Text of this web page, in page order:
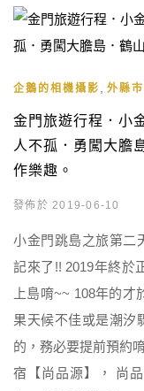
企鵝的相機攝影 外縣
金門旅遊行程．小
人不孤．勇闖大膽
作樂趣。
發佈於 2019-06-10
小金門跳島之旅第二
記來了!! 2019年終於
上島唷~~ 108年的
果天候不佳或是潮汐
的，務必要提前預約
宿【尚品源】， 尚